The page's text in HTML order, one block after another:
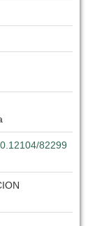
82299